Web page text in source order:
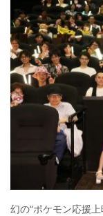
幻の“ポケモン応援上